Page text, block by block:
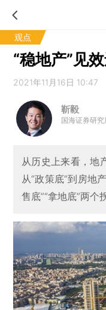
观点
“稳地产”见
2021年11月16日 10:47
靳毅
国海证券研究
从历史上来看，地
从“政策底”到房地
售底”“拿地底”两个